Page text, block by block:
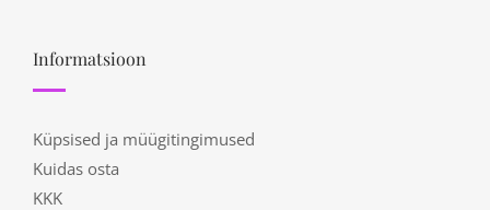
Informatsioon
Küpsised ja müügitingimused
Kuidas osta
KKK